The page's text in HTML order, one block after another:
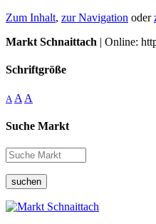
Zum Inhalt, zur Navigation oder
Markt Schnaittach | Online:
Schriftgröße
A A A
Suche Markt
suchen